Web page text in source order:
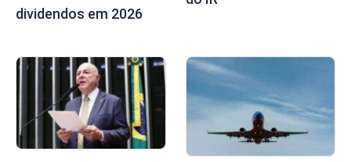
dividendos em 2026